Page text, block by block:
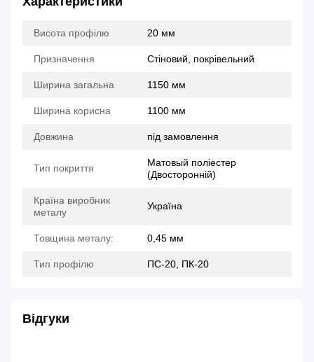
Висота профілю 20 мм
Призначення Стіновий, покрівельний
Ширина загальна 1150 мм
Ширина корисна 1100 мм
Довжина під замовлення
Тип покриття
Матовый поліестер
(Двосторонній)
Країна виробник
металу
Україна
Товщина металу: 0,45 мм
Тип профілю ПС-20, ПК-20
Відгуки